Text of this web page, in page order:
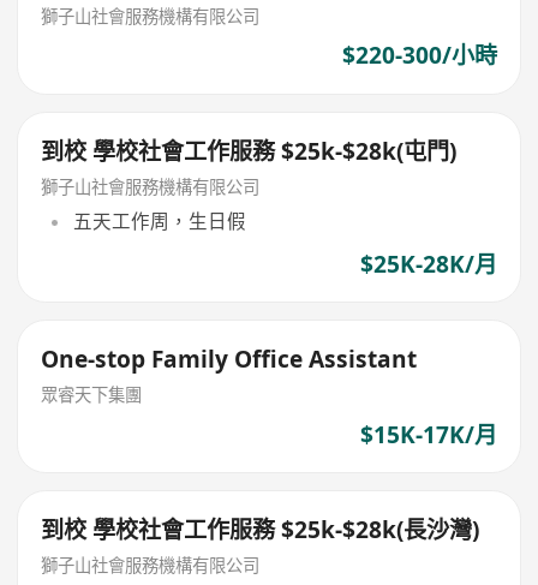
獅子山社會服務機構有限公司
$220-300/小時
到校 學校社會工作服務 $25k-$28k(屯門)
獅子山社會服務機構有限公司
五天工作周，生日假
$25K-28K/月
One-stop Family Office Assistant
眾睿天下集團
$15K-17K/月
到校 學校社會工作服務 $25k-$28k(長沙灣)
獅子山社會服務機構有限公司